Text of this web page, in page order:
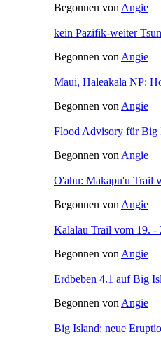
Begonnen von Angie
kein Pazifik-weiter
Begonnen von Angie
Maui, Haleakala NP:
Begonnen von Angie
Flood Advisory für Big
Begonnen von Angie
O'ahu: Makapu'u Trail
Begonnen von Angie
Kalalau Trail vom 19. -
Begonnen von Angie
Erdbeben 4.1 auf Big
Begonnen von Angie
Big Island: neue